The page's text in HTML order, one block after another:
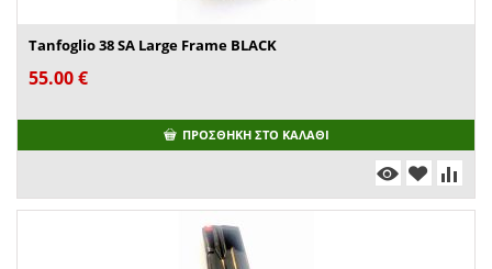
Tanfoglio 38 SA Large Frame BLACK
55.00€
ΠΡΟΣΘΉΚΗ ΣΤΟ ΚΑΛΆΘΙ